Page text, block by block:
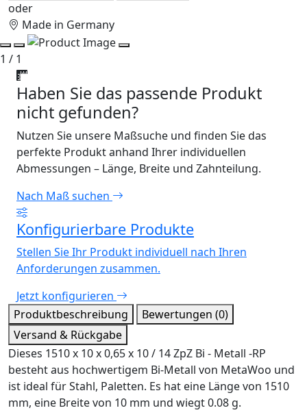
oder
Made in Germany
1 / 1
Haben Sie das passende Produkt
nicht gefunden?
Nutzen Sie unsere Maßsuche und finden Sie das
perfekte Produkt anhand Ihrer individuellen
Abmessungen – Länge, Breite und Zahnteilung.
Nach Maß suchen
Konfigurierbare Produkte
Stellen Sie Ihr Produkt individuell nach Ihren
Anforderungen zusammen.
Jetzt konfigurieren
Produktbeschreibung
Bewertungen (0)
Versand & Rückgabe
Dieses 1510 x 10 x 0,65 x 10 / 14 ZpZ Bi - Metall -RP
besteht aus hochwertigem Bi-Metall von MetaWoo und
ist ideal für Stahl, Paletten. Es hat eine Länge von 1510
mm, eine Breite von 10 mm und wiegt 0.08 g.